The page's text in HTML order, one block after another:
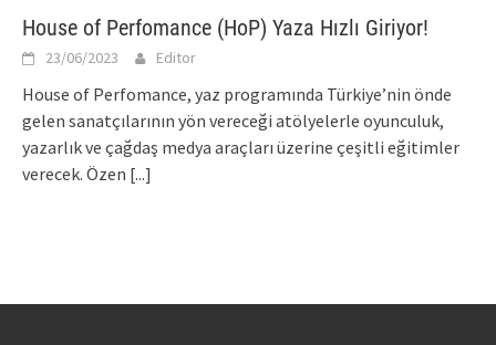
House of Perfomance (HoP) Yaza Hızlı Giriyor!
23/06/2023 Editor
House of Perfomance, yaz programında Türkiye’nin önde
gelen sanatçılarının yön vereceği atölyelerle oyunculuk,
yazarlık ve çağdaş medya araçları üzerine çeşitli eğitimler
verecek. Özen [...]